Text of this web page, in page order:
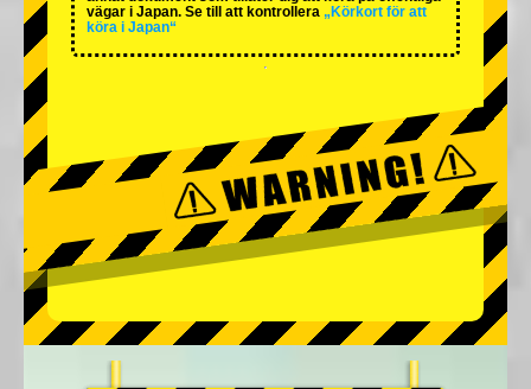
vägar i Japan. Se till att kontrollera „Körkort för att
köra i Japan“